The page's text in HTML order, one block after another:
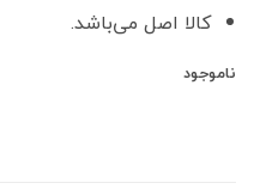
کالا اصل می‌باشد.
ناموجود